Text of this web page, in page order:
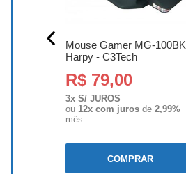
Mouse Gamer MG-100BK
Harpy - C3Tech
R$ 79,00
3x S/ JUROS
ou 12x com juros de 2,99%
mês
COMPRAR